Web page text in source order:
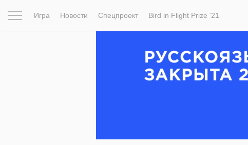
Игра Новости Спецпроект Bird in Flight Prize ‘21